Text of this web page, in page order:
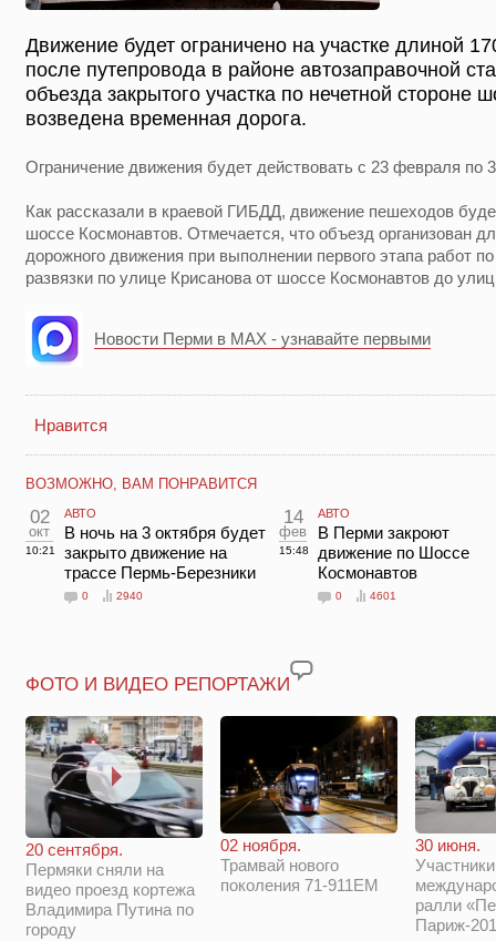
Движение будет ограничено на участке длиной
после путепровода в районе автозаправочной
объезда закрытого участка по нечетной стороне
возведена временная дорога.
Ограничение движения будет действовать с 23 февраля по
Как рассказали в краевой ГИБДД, движение пешеходов
шоссе Космонавтов. Отмечается, что объезд организован
дорожного движения при выполнении первого этапа работ
развязки по улице Крисанова от шоссе Космонавтов до
Новости Перми в MAX - узнавайте первыми
Нравится
ВОЗМОЖНО, ВАМ ПОНРАВИТСЯ
02
окт
10:21
АВТО
В ночь на 3 октября будет
закрыто движение на
трассе Пермь-Березники
0 2940
14
фев
15:48
АВТО
В Перми закроют
движение по Шоссе
Космонавтов
0 4601
ФОТО И ВИДЕО РЕПОРТАЖИ
20 сентября.
Пермяки сняли на
видео проезд кортежа
Владимира Путина по
городу
02 ноября.
Трамвай нового
поколения 71-911ЕМ
30 июня.
Участники
ралли
Париж-